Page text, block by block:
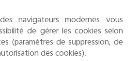
navigateurs modernes vous
de gérer les cookies selon
(paramètres de suppression, de
des cookies).